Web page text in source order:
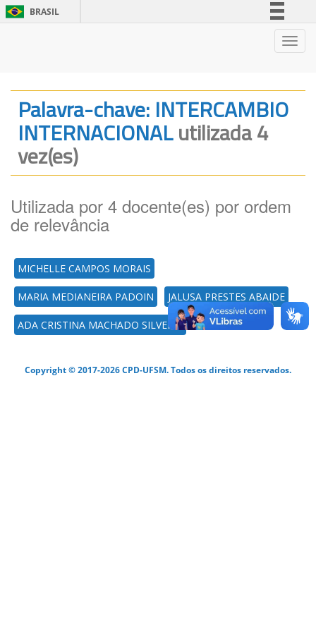
BRASIL
Legislação
Canais
Palavra-chave: INTERCAMBIO
INTERNACIONALutilizada 4
vez(es)
Utilizada por 4 docente(es) por ordem
de relevância
MICHELLE CAMPOS MORAIS
MARIA MEDIANEIRA PADOIN JALUSA PRESTES ABAIDE
ADA CRISTINA MACHADO SILVEIRA
Copyright © 2017-2026 CPD-UFSM. Todos os direitos reservados.